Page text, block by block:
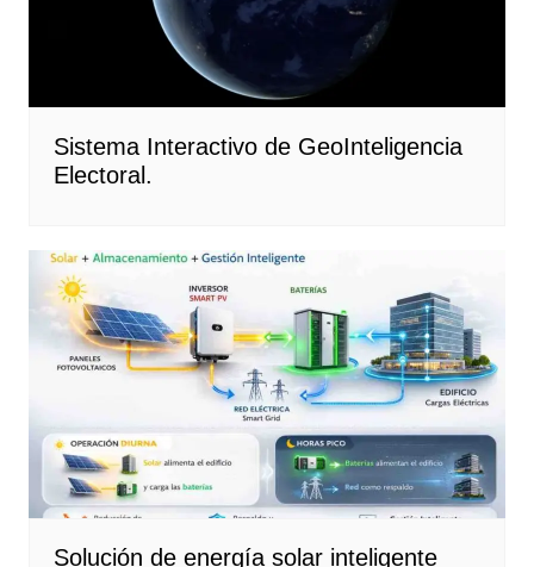
Sistema Interactivo de GeoInteligencia
Electoral.
Solución de energía solar inteligente